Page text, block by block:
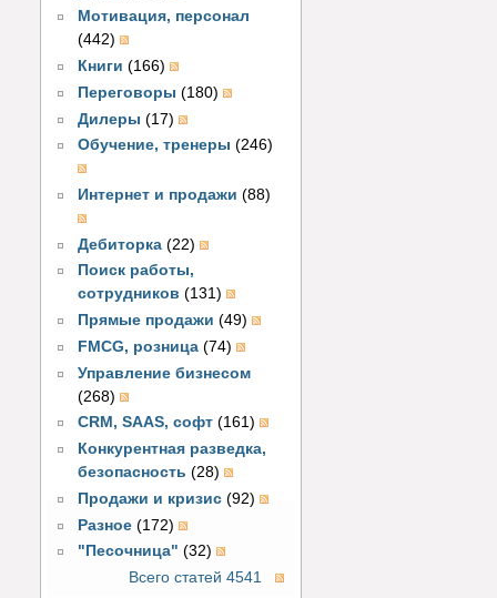
Мотивация, персонал
(442)
Книги (166)
Переговоры (180)
Дилеры (17)
Обучение, тренеры (246)
Интернет и продажи (88)
Дебиторка (22)
Поиск работы,
сотрудников (131)
Прямые продажи (49)
FMCG, розница (74)
Управление бизнесом
(268)
CRM, SAAS, софт (161)
Конкурентная разведка,
безопасность (28)
Продажи и кризис (92)
Разное (172)
"Песочница" (32)
Всего статей 4541